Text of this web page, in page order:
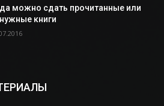
можно сдать прочитанные или
книги